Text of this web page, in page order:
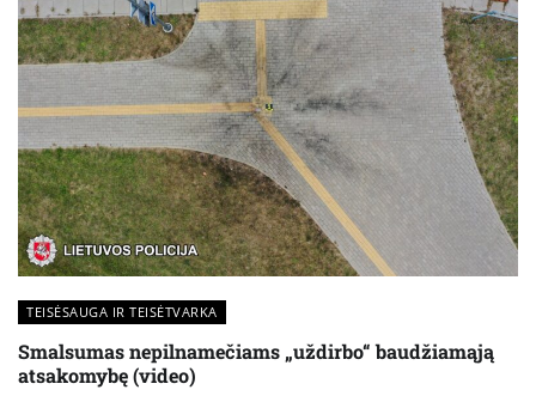
TEISĖSAUGA IR TEISĖTVARKA
Smalsumas nepilnamečiams „uždirbo“ baudžiamąją
atsakomybę (video)